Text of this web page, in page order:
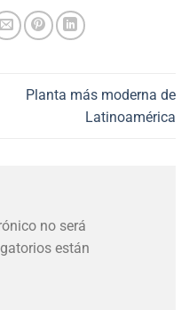
Planta más moderna de
Latinoamérica
no será
están